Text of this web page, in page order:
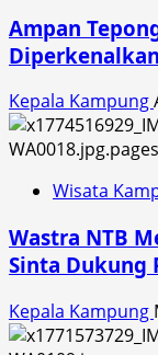
Ampan
Kepala Kampung
Wisata
Wastra NTB
Sinta Dukung
Kepala Kampung